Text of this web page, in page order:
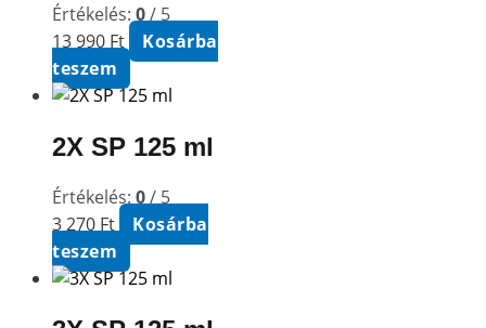
Értékelés: 0/ 5
13 990 Ft
Kosárba
teszem
2X SP 125 ml
Értékelés:0/ 5
3 270Ft
Kosárba
teszem